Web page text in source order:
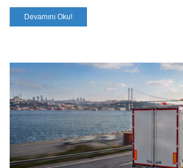
Devamını Oku!